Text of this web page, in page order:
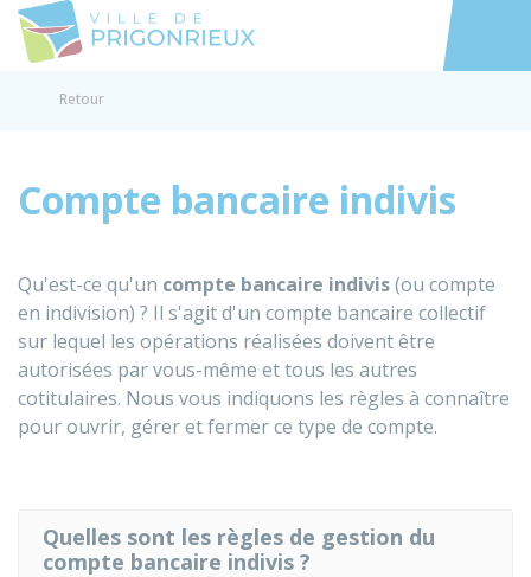
Accéder
Retour
Compte bancaire indivis
Qu'est-ce qu'un compte bancaire indivis(ou compte
en indivision) ? Il s'agit d'un compte bancaire collectif
sur lequel les opérations réalisées doivent être
autorisées par vous-même et tous les autres
cotitulaires. Nous vous indiquons les règles à connaître
pour ouvrir, gérer et fermer ce type de compte.
Quelles sont les règles de gestion du
compte bancaire indivis ?